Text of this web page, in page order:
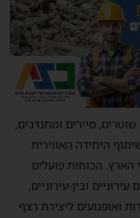
סיירים ומתנדבים,
היחידה האווירית
הכוחות פועלים
ובין-עירוניים,
ואופנועים ליצירת רצף